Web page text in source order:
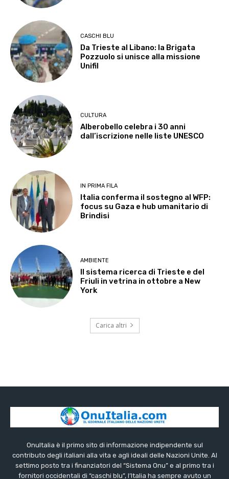
CASCHI BLU
Da Trieste al Libano: la Brigata
Pozzuolo si unisce alla missione
Unifil
CULTURA
Alberobello celebra i 30 anni
dall’iscrizione nelle liste UNESCO
IN PRIMA FILA
Italia conferma il sostegno al WFP:
focus su Gaza e hub umanitario di
Brindisi
AMBIENTE
Il sistema ricerca di Trieste e del
Friuli in vetrina in ottobre a New
York
Carica altri
OnuItalia è il primo sito di informazione indipendente sul
contributo degli italiani alla vita e agli ideali delle Nazioni Unite. Al
settimo posto tra i finanziatori del “Sistema Onu” e al primo tra i
fornitori occidentali di “caschi blu”, l’Italia ha sempre avuto un